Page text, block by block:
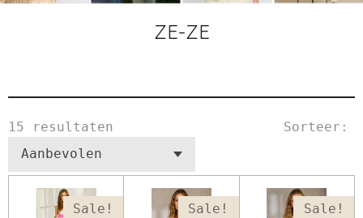
ZE-ZE
15 resultaten Sorteer:
Sale! Sale! Sale!